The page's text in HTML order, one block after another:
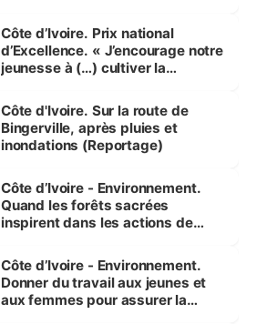
Côte d’Ivoire. Prix national
d’Excellence. « J’encourage notre
jeunesse à (…) cultiver la
(Alassane Ouattara
Côte d'Ivoire. Sur la route de
Bingerville, après pluies et
inondations (Reportage)
Côte d’Ivoire - Environnement.
Quand les forêts sacrées
inspirent dans les actions de
Côte d’Ivoire - Environnement.
Donner du travail aux jeunes et
aux femmes pour assurer la